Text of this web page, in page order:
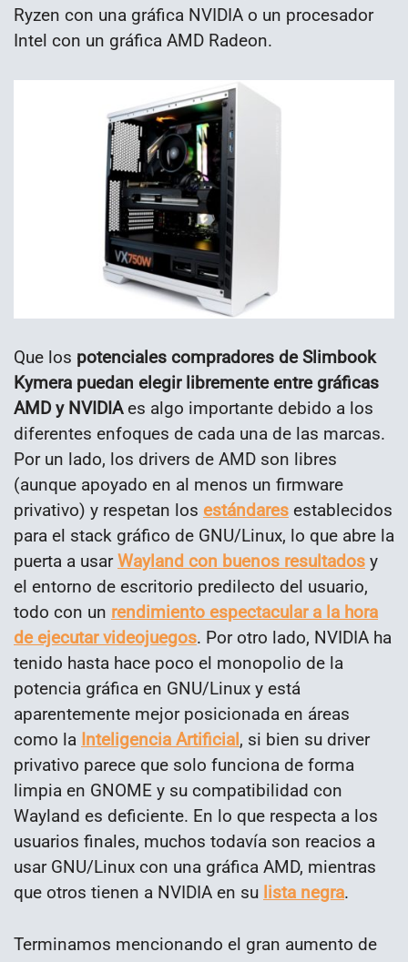
Ryzen con una gráfica NVIDIA o un procesador
Intel con un gráfica AMD Radeon.
Que los potenciales compradores de Slimbook
Kymera puedan elegir libremente entre gráficas
AMD y NVIDIAes algo importante debido a los
diferentes enfoques de cada una de las marcas.
Por un lado, los drivers de AMD son libres
(aunque apoyado en al menos un firmware
privativo) y respetan los estándares establecidos
para el stack gráfico de GNU/Linux, lo que abre la
puerta a usarWayland con buenos resultados y
el entorno de escritorio predilecto del usuario,
todo con un rendimiento espectacular a la hora
de ejecutar videojuegos. Por otro lado, NVIDIA ha
tenido hasta hace poco el monopolio de la
potencia gráfica en GNU/Linux y está
aparentemente mejor posicionada en áreas
como la Inteligencia Artificial, si bien su driver
privativo parece que solo funciona de forma
limpia en GNOME y su compatibilidad con
Wayland es deficiente. En lo que respecta a los
usuarios finales, muchos todavía son reacios a
usar GNU/Linux con una gráfica AMD, mientras
que otros tienen a NVIDIA en su lista negra.
Terminamos mencionando el gran aumento de